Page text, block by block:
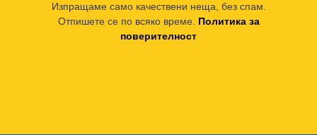
Изпращаме само качествени неща, без спам.
Отпишете се по всяко време. Политика за
поверителност